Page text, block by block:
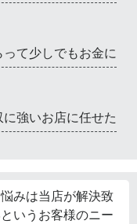
て少しでもお金に
強いお店に任せた
みは当店が解決致
いうお客様のニー